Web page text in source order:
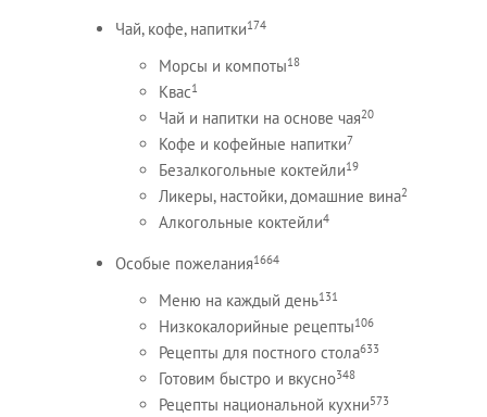
Чай, кофе, напитки174
Морсы и компоты18
Квас1
Чай и напитки на основе чая20
Кофе и кофейные напитки7
Безалкогольные коктейли19
Ликеры, настойки, домашние вина2
Алкогольные коктейли4
Особые пожелания1664
Меню на каждый день131
Низкокалорийные рецепты106
Рецепты для постного стола633
Готовим быстро и вкусно348
Рецепты национальной кухни573